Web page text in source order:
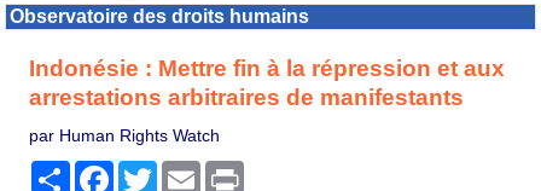
Observatoire des droits humains
Indonésie : Mettre fin à la répression et aux
arrestations arbitraires de manifestants
par Human Rights Watch
PartagerFacebook
TwitterEmail